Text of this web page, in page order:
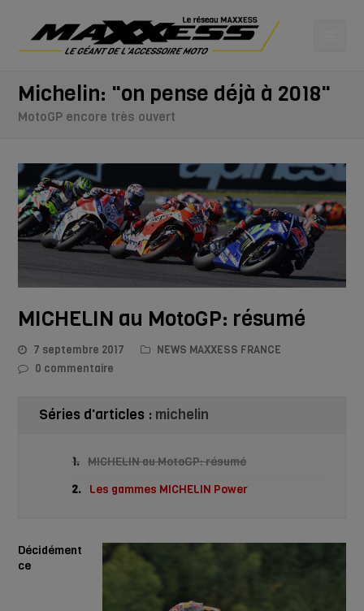
Michelin: "on pense déjà à 2018"
MotoGP encore très ouvert
MICHELIN au MotoGP: résumé
7 septembre 2017
NEWS MAXXESS FRANCE
0 commentaire
Séries d'articles : michelin
1. MICHELIN au MotoGP: résumé
2. Les gammes MICHELIN Power
Décidément
ce